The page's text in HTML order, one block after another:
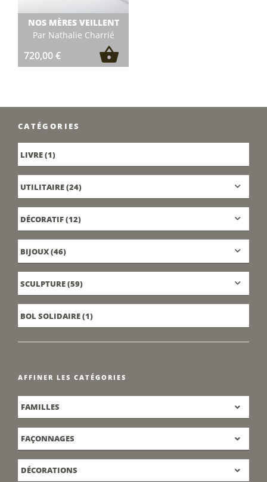
NOS MÈRES VEILLENT
Par Nathalie Charrié
720,00€
CATÉGORIES
LIVRE(1)
UTILITAIRE(24)
DÉCORATIF(12)
BIJOUX(46)
SCULPTURE(59)
BOL SOLIDAIRE(1)
AFFINER LES CATÉGORIES
FAMILLES
FAÇONNAGES
DÉCORATIONS